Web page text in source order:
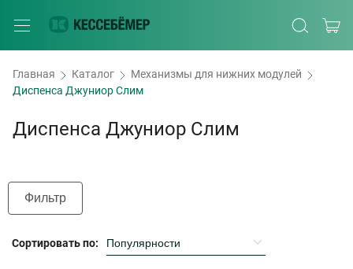
Главная Каталог
Механизмы для нижних модулей
Диспенса Джуниор Слим
Диспенса Джуниор Слим
Фильтр
Сортировать по: